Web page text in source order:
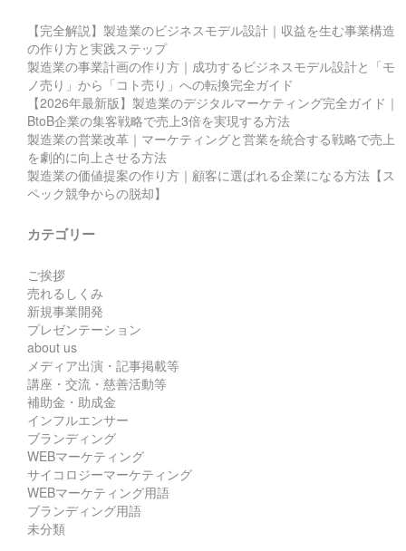
【完全解説】製造業のビジネスモデル設計｜収益を生む事業構造
の作り方と実践ステップ
製造業の事業計画の作り方｜成功するビジネスモデル設計と「モ
ノ売り」から「コト売り」への転換完全ガイド
【2026年最新版】製造業のデジタルマーケティング完全ガイド｜
BtoB企業の集客戦略で売上3倍を実現する方法
製造業の営業改革｜マーケティングと営業を統合する戦略で売上
を劇的に向上させる方法
製造業の価値提案の作り方｜顧客に選ばれる企業になる方法【ス
ペック競争からの脱却】
カテゴリー
ご挨拶
売れるしくみ
新規事業開発
プレゼンテーション
about us
メディア出演・記事掲載等
講座・交流・慈善活動等
補助金・助成金
インフルエンサー
ブランディング
WEBマーケティング
サイコロジーマーケティング
WEBマーケティング用語
ブランディング用語
未分類